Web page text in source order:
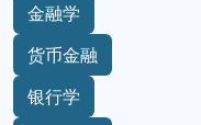
金融学
货币金融
银行学